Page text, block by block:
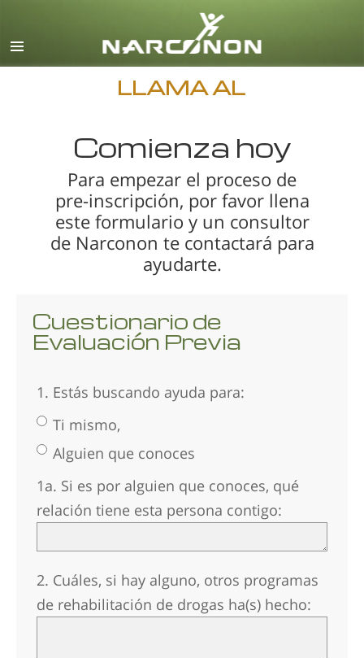
Inglés
Danés
Alemán
Español
Francés
Hebreo
Húngaro
Italiano
Macedonio
Holandés
Portugués
Sueco
Chino
Árabe
Nepalí
Ucraniano
Croata
LLAMA AL
Comienza hoy
Para empezar el proceso de
pre-inscripción, por favor llena
este formulario y un consultor
de Narconon te contactará para
ayudarte.
Cuestionario de
Evaluación Previa
1. Estás buscando ayuda para:
Ti mismo,
Alguien que conoces
1a. Si es por alguien que conoces, qué
relación tiene esta persona contigo:
2. Cuáles, si hay alguno, otros programas
de rehabilitación de drogas ha(s) hecho: